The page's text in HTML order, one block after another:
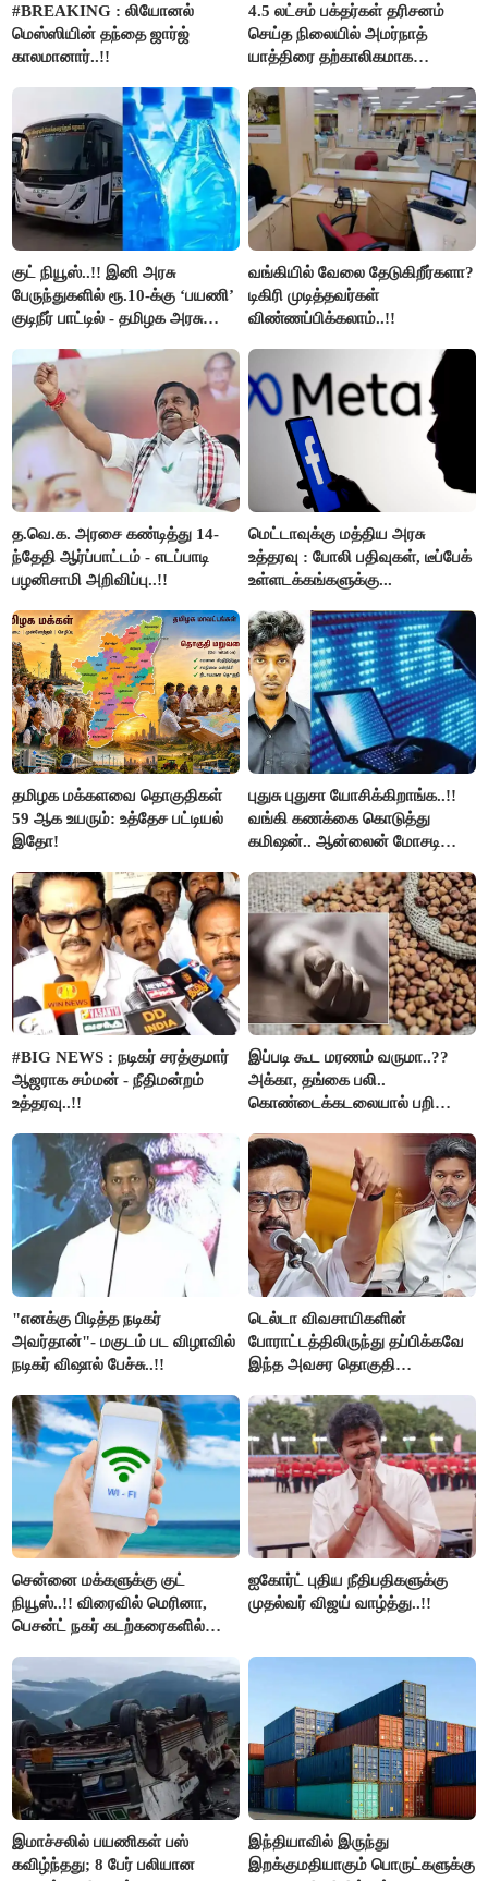
#BREAKING : லியோனல்
மெஸ்ஸியின் தந்தை ஜார்ஜ்
காலமானார்..!!
4.5 லட்சம் பக்தர்கள் தரிசனம்
செய்த நிலையில் அமர்நாத்
யாத்திரை தற்காலிகமாக
குட் நியூஸ்..!! இனி அரசு
பேருந்துகளில் ரூ.10-க்கு ‘பயணி’
குடிநீர் பாட்டில் - தமிழக அரசு
வங்கியில் வேலை தேடுகிறீர்களா?
டிகிரி முடித்தவர்கள்
விண்ணப்பிக்கலாம்..!!
த.வெ.க. அரசை கண்டித்து 14-
ந்தேதி ஆர்ப்பாட்டம் - எடப்பாடி
பழனிசாமி அறிவிப்பு..!!
மெட்டாவுக்கு மத்திய அரசு
உத்தரவு : போலி பதிவுகள், டீப்பேக்
உள்ளடக்கங்களுக்கு...
தமிழக மக்களவை தொகுதிகள்
59 ஆக உயரும்: உத்தேச பட்டியல்
இதோ!
புதுசு புதுசா யோசிக்கிறாங்க..!!
வங்கி கணக்கை கொடுத்து
கமிஷன்.. ஆன்லைன் மோசடி
கைது..!!
#BIG NEWS : நடிகர் சரத்குமார்
ஆஜராக சம்மன் - நீதிமன்றம்
உத்தரவு..!!
இப்படி கூட மரணம் வருமா..??
அக்கா, தங்கை பலி..
கொண்டைக்கடலையால் பறிபோன
"எனக்கு பிடித்த நடிகர்
அவர்தான்"- மகுடம் பட விழாவில்
நடிகர் விஷால் பேச்சு..!!
டெல்டா விவசாயிகளின்
போராட்டத்திலிருந்து தப்பிக்கவே
இந்த அவசர தொகுதி
அரங்கேற்றுகிறார் முதலமைச்சர் -
திமுக ஐடி விங்..!!
சென்னை மக்களுக்கு குட்
நியூஸ்..!! விரைவில் மெரினா,
பெசன்ட் நகர் கடற்கரைகளில்
ஐகோர்ட் புதிய நீதிபதிகளுக்கு
முதல்வர் விஜய் வாழ்த்து..!!
இமாச்சலில் பயணிகள் பஸ்
கவிழ்ந்தது; 8 பேர் பலியான
இந்தியாவில் இருந்து
இறக்குமதியாகும் பொருட்களுக்கு